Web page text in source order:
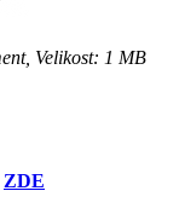
Velikost: 1 MB
ZDE